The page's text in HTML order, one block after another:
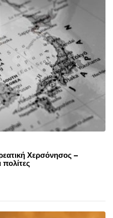
Χερσόνησος –